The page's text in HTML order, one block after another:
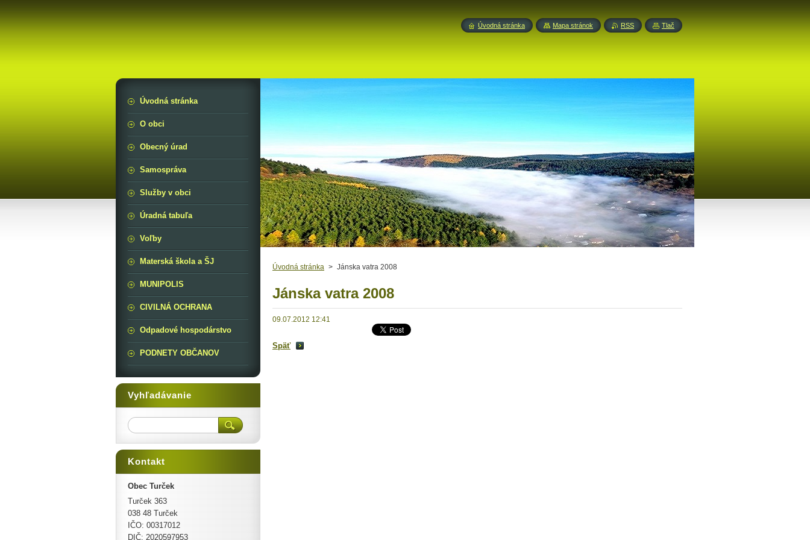
Úvodná stránka > Jánska vatra 2008
Jánska vatra 2008
09.07.2012 12:41
Späť
Úvodná stránka
O obci
Obecný úrad
Samospráva
Služby v obci
Úradná tabuľa
Voľby
Materská škola a ŠJ
MUNIPOLIS
CIVILNÁ OCHRANA
Odpadové hospodárstvo
PODNETY OBČANOV
Vyhľadávanie
Kontakt
Obec Turček
Turček 363
038 48 Turček
IČO: 00317012
DIČ: 2020597953
Úvodná stránka Mapa stránok RSS Tlač